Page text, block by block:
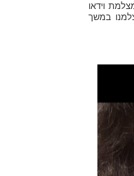
מצלמת וידאו
במשך